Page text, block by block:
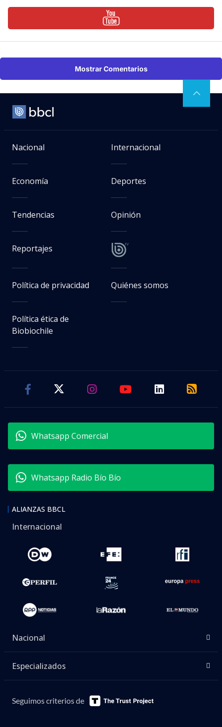
Mostrar Comentarios
Nacional Internacional
Economía Deportes
Tendencias Opinión
Reportajes
Política de privacidad Quiénes somos
Política ética de
Biobiochile
Whatsapp Comercial
Whatsapp Radio Bío Bío
ALIANZAS BBCL
Internacional
Nacional
Especializados
Seguimos criterios de